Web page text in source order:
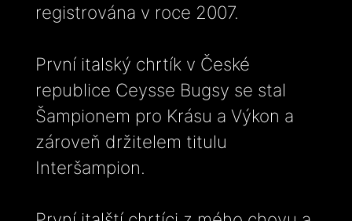
registrována v roce 2007.
První italský chrtík v České
republice Ceysse Bugsy se stal
Šampionem pro Krásu a Výkon a
zároveň držitelem titulu
Interšampion.